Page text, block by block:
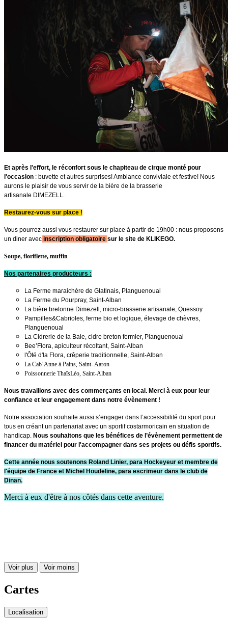
Et après l'effort, le réconfort sous le chapiteau de cirque monté pour
l'occasion : buvette et autres surprises! Ambiance conviviale et festive! Nous
aurons le plaisir de vous servir de la bière de la brasserie
artisanale DIMEZELL.
Restaurez-vous sur place !
Vous pourrez aussi vous restaurer sur place à partir de 19h00 : nous proposons
un diner avec inscription obligatoire sur le site de KLIKEGO.
Soupe, floriflette, muffin
Nos partenaires producteurs :
La Ferme maraichère de Glatinais, Planguenoual
La Ferme du Pourpray, Saint-Alban
La bière bretonne Dimezell, micro-brasserie artisanale, Quessoy
Pampilles&Cabrioles, ferme bio et logique, élevage de chèvres,
Planguenoual
La Cidrerie de la Baie, cidre breton fermier, Planguenoual
Bee’Flora, apiculteur récoltant, Saint-Alban
l'Ôtë d'la Flora, crêperie traditionnelle, Saint-Alban
La Cab’Anne à Pains, Saint- Aaron
Poissonnerie ThaïsLéo, Saint-Alban
Nous travaillons avec des commerçants en local. Merci à eux pour leur
confiance et leur engagement dans notre évènement !
Notre association souhaite aussi s’engager dans l’accessibilité du sport pour
tous en créant un partenariat avec un sportif costarmoricain en situation de
handicap. Nous souhaitons que les bénéfices de l’évènement permettent de
financer du matériel pour l'accompagner dans ses projets ou défis sportifs.
Cette année nous soutenons Roland Linier, para Hockeyeur et membre de
l'équipe de France et Michel Houdeline, para escrimeur dans le club de
Dinan.
Merci à eux d'être à nos côtés dans cette aventure.
Voir plus Voir moins
Cartes
Localisation